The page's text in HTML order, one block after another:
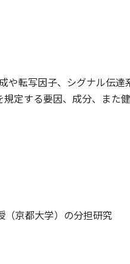
や転写因子、シグナル伝
定する要因、成分、また
（京都大学）の分担研究